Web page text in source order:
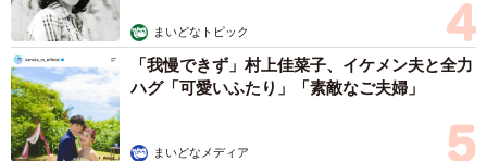
まいどなトピック
「我慢できず」村上佳菜子、イケメン夫と全力
ハグ「可愛いふたり」「素敵なご夫婦」
まいどなメディア